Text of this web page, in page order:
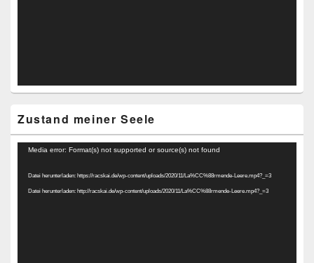
Zustand meiner Seele
Video-
Media error: Format(s) not supported or source(s) not found
Datei herunterladen: https://racskai.de/wp-content/uploads/2020/11/La%CC%88rmende-Leere.mp4?_=3
Datei herunterladen: http://racskai.de/wp-content/uploads/2020/11/La%CC%88rmende-Leere.mp4?_=3